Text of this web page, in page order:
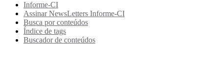
Informe-CI
Assinar NewsLetters Informe-CI
Busca por conteúdos
Índice de tags
Buscador de conteúdos